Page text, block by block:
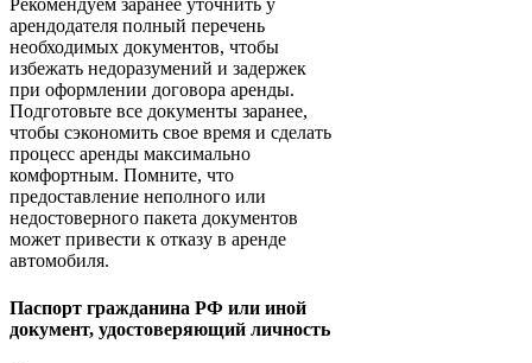
Рекомендуем заранее уточнить у
арендодателя полный перечень
необходимых документов, чтобы
избежать недоразумений и задержек
при оформлении договора аренды.
Подготовьте все документы заранее,
чтобы сэкономить свое время и сделать
процесс аренды максимально
комфортным. Помните, что
предоставление неполного или
недостоверного пакета документов
может привести к отказу в аренде
автомобиля.
Паспорт гражданина РФ или иной
документ, удостоверяющий личность